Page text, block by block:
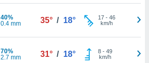
40%
0.4 mm
35° / 18° 17- 46
km/h
70%
2.7 mm
31° / 18° 8- 49
km/h